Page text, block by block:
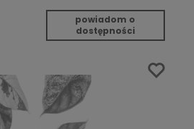
powiadom o
dostępności